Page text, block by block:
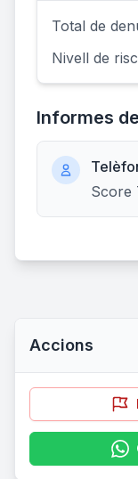
Total de
Nivell de
Informes
Score
Accions